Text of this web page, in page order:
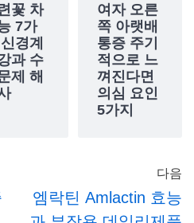
꽃 차
7가
경계
과 수
제 해
여자 오른
쪽 아랫배
통증 주기
적으로 느
껴진다면
의심 요인
5가지
다음
엠락틴 Amlactin 효능